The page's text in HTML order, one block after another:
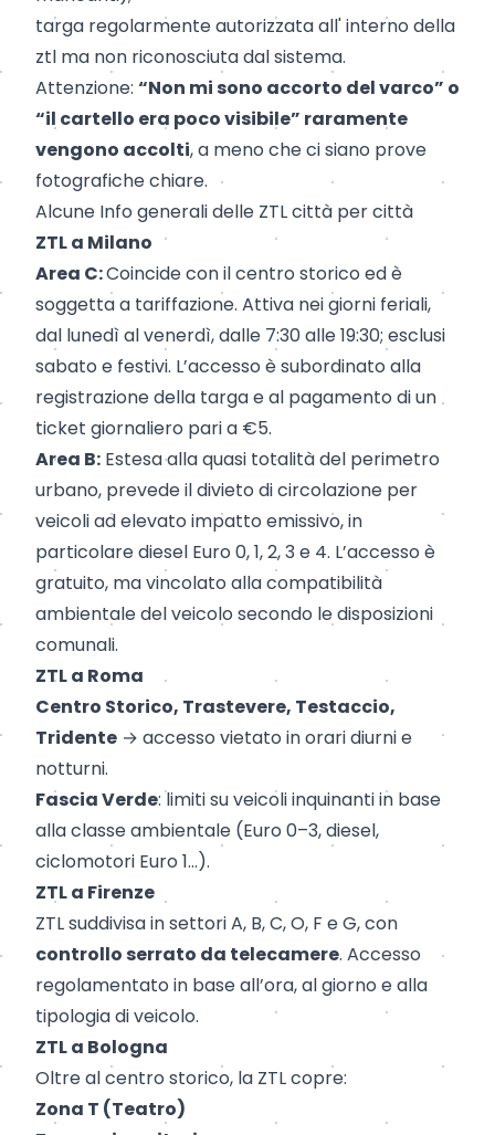
targa regolarmente autorizzata all' interno della
ztl ma non riconosciuta dal sistema.
Attenzione: “Non mi sono accorto del varco” o
“il cartello era poco visibile” raramente
vengono accolti, a meno che ci siano prove
fotografiche chiare.
Alcune Info generali delle ZTL città per città
ZTL a Milano
Area C:Coincide con il centro storico ed è
soggetta a tariffazione. Attiva nei giorni feriali,
dal lunedì al venerdì, dalle 7:30 alle 19:30; esclusi
sabato e festivi. L’accesso è subordinato alla
registrazione della targa e al pagamento di un
ticket giornaliero pari a €5.
Area B: Estesa alla quasi totalità del perimetro
urbano, prevede il divieto di circolazione per
veicoli ad elevato impatto emissivo, in
particolare diesel Euro 0, 1, 2, 3 e 4. L’accesso è
gratuito, ma vincolato alla compatibilità
ambientale del veicolo secondo le disposizioni
comunali.
ZTL a Roma
Centro Storico, Trastevere, Testaccio,
Tridente → accesso vietato in orari diurni e
notturni.
Fascia Verde: limiti su veicoli inquinanti in base
alla classe ambientale (Euro 0–3, diesel,
ciclomotori Euro 1...).
ZTL a Firenze
ZTL suddivisa in settori A, B, C, O, F e G, con
controllo serrato da telecamere. Accesso
regolamentato in base all’ora, al giorno e alla
tipologia di veicolo.
ZTL a Bologna
Oltre al centro storico, la ZTL copre:
Zona T (Teatro)